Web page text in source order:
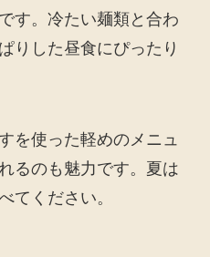
す。冷たい麺類と合わ
りした昼食にぴったり
を使った軽めのメニュ
るのも魅力です。夏は
てください。